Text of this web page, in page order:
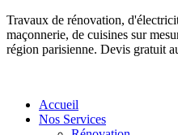
Travaux de rénovation,
maçonnerie, de cuisines sur
région parisienne. Devis gratuit
Accueil
Nos Services